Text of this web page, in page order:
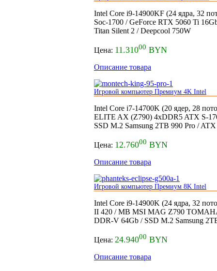
Intel Core i9-14900KF (24 ядра, 32
Soc-1700 / GeForce RTX 5060 Ti
Titan Silent 2 / Deepcool 750W
Цена: 11.31000 BYN
Описание товара
Игровой компьютер Премиум 4K Intel
Intel Core i7-14700K (20 ядер, 28
ELITE AX (Z790) 4xDDR5 ATX S-
SSD M.2 Samsung 2TB 990 Pro /
Цена: 12.76000 BYN
Описание товара
Игровой компьютер Премиум 8K Intel
Intel Core i9-14900K (24 ядра, 32
II 420 / MB MSI MAG Z790
DDR-V 64Gb / SSD M.2 Samsung
Цена: 24.94000 BYN
Описание товара